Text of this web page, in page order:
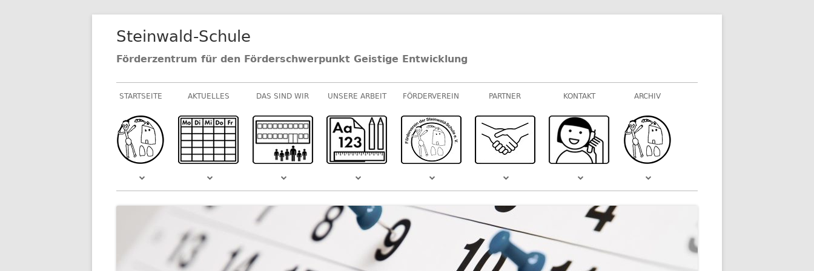
Steinwald-Schule
Förderzentrum für den Förderschwerpunkt Geistige Entwicklung
Primäres
Menü
STARTSEITE AKTUELLES
NEUIGKEITEN AUS DEM
DAS SIND WIR
SCHULVIDEO
UNSERE ARBEIT
M-STUFEN
MUSIK
FÖRDERVEREIN PARTNER
SPONSOREN
KONTAKT ARCHIV